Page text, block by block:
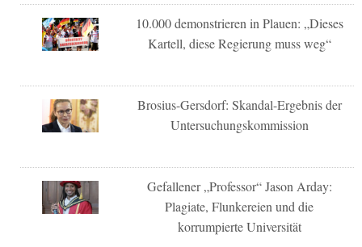
10.000 demonstrieren in Plauen: „Dieses
Kartell, diese Regierung muss weg“
Brosius-Gersdorf: Skandal-Ergebnis der
Untersuchungskommission
Gefallener „Professor“ Jason Arday:
Plagiate, Flunkereien und die
korrumpierte Universität